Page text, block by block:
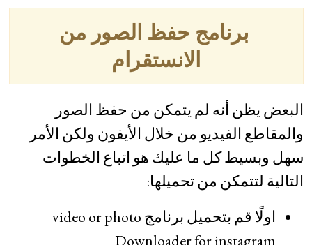
برنامج حفظ الصور من
الانستقرام
البعض يظن أنه لم يتمكن من حفظ الصور
والمقاطع الفيديو من خلال الأيفون ولكن الأمر
سهل وبسيط كل ما عليك هو اتباع الخطوات
التالية لتتمكن من تحميلها:
اولًا قم بتحميل برنامج video or photo
Downloader for instagram